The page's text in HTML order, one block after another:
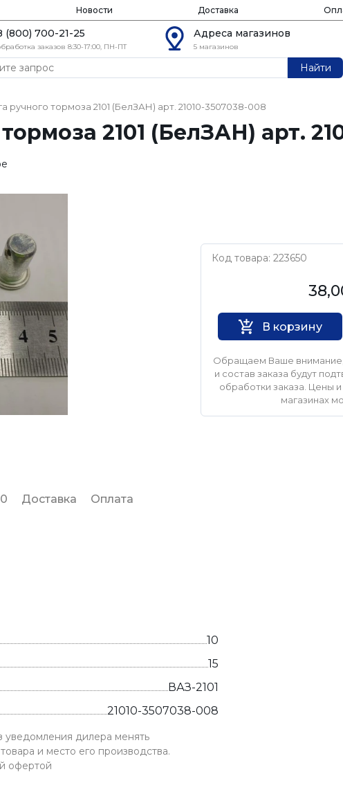
Новости Доставка
(800) 700-21-25
заказов 8:30-17:00, ПН-ПТ
Адреса магазинов
5 магазинов
Найти
ручного тормоза 2101 (БелЗАН) арт. 21010-3507038-008
2101 (БелЗАН) арт.
Код товара: 223650
В корзину
Обращаем Ваше внимание,
и состав заказа будут
обработки заказа. Цены
магазинах
Доставка Оплата
10
15
ВАЗ-2101
21010-3507038-008
уведомления дилера менять
и место его производства.
офертой